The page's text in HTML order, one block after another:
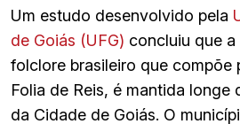
Um estudo desenvolvido pela
de Goiás (UFG) concluiu que
folclore brasileiro que compõe
Folia de Reis, é mantida
da Cidade de Goiás. O